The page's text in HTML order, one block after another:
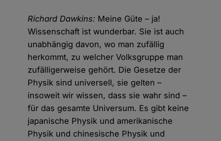
Richard Dawkins: Meine Güte – ja!
Wissenschaft ist wunderbar. Sie ist auch
unabhängig davon, wo man zufällig
herkommt, zu welcher Volksgruppe man
zufälligerweise gehört. Die Gesetze der
Physik sind universell, sie gelten –
insoweit wir wissen, dass sie wahr sind –
für das gesamte Universum. Es gibt keine
japanische Physik und amerikanische
Physik und chinesische Physik und